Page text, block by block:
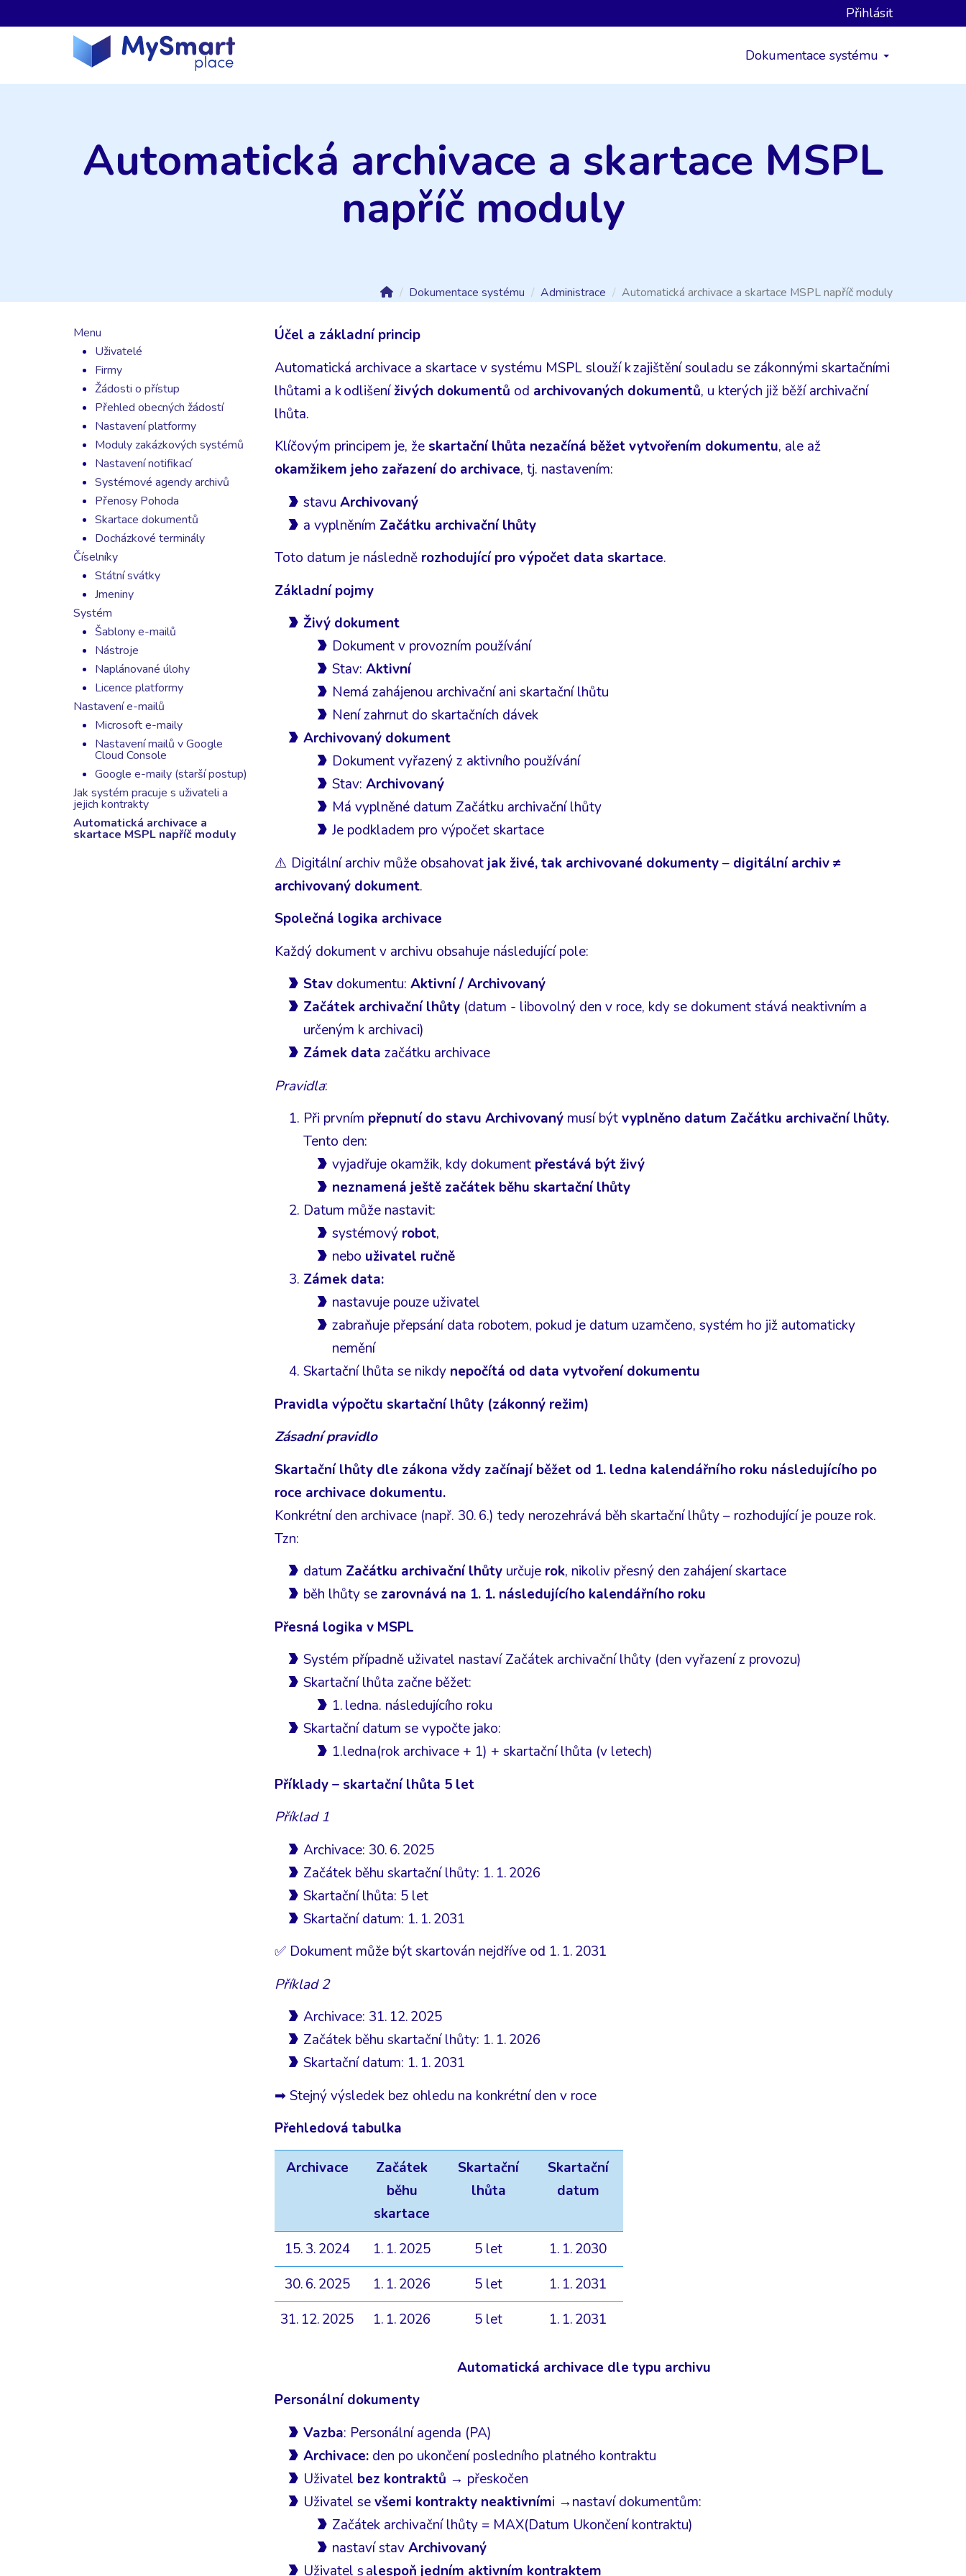
Přihlásit
Dokumentace systému
Automatická archivace a skartace MSPL
napříč moduly
Dokumentace systému Administrace Automatická archivace a skartace MSPL napříč moduly
Menu
Uživatelé
Firmy
Žádosti o přístup
Přehled obecných žádostí
Nastavení platformy
Moduly zakázkových systémů
Nastavení notifikací
Systémové agendy archivů
Přenosy Pohoda
Skartace dokumentů
Docházkové terminály
Číselníky
Státní svátky
Jmeniny
Systém
Šablony e-mailů
Nástroje
Naplánované úlohy
Licence platformy
Nastavení e-mailů
Microsoft e-maily
Nastavení mailů v Google
Cloud Console
Google e-maily (starší postup)
Jak systém pracuje s uživateli a
jejich kontrakty
Automatická archivace a
skartace MSPL napříč moduly
Účel a základní princip
Automatická archivace a skartace v systému MSPL slouží k zajištění souladu se zákonnými skartačními
lhůtami a k odlišeníživých dokumentů od archivovaných dokumentů, u kterých již běží archivační
lhůta.
Klíčovým principem je, že skartační lhůta nezačíná běžet vytvořením dokumentu, ale až
okamžikem jeho zařazení do archivace, tj. nastavením:
stavu Archivovaný
a vyplněním Začátku archivační lhůty
Toto datum je následně rozhodující pro výpočet data skartace.
Základní pojmy
Živý dokument
Dokument v provozním používání
Stav: Aktivní
Nemá zahájenou archivační ani skartační lhůtu
Není zahrnut do skartačních dávek
Archivovaný dokument
Dokument vyřazený z aktivního používání
Stav: Archivovaný
Má vyplněné datum Začátku archivační lhůty
Je podkladem pro výpočet skartace
⚠️ Digitální archiv může obsahovat jak živé, tak archivované dokumenty– digitální archiv ≠
archivovaný dokument.
Společná logika archivace
Každý dokument v archivu obsahuje následující pole:
Stav dokumentu: Aktivní / Archivovaný
Začátek archivační lhůty (datum - libovolný den v roce, kdy se dokument stává neaktivním a
určeným k archivaci)
Zámek data začátku archivace
Pravidla:
Při prvním přepnutí do stavu Archivovaný musí býtvyplněno datum Začátku archivační lhůty.
Tento den:
vyjadřuje okamžik, kdy dokument přestává být živý
neznamená ještě začátek běhu skartační lhůty
Datum může nastavit:
systémový robot,
nebo uživatel ručně
Zámek data:
nastavuje pouze uživatel
zabraňuje přepsání data robotem, pokud je datum uzamčeno, systém ho již automaticky
nemění
Skartační lhůta se nikdy nepočítá od data vytvoření dokumentu
Pravidla výpočtu skartační lhůty (zákonný režim)
Zásadní pravidlo
Skartační lhůty dle zákona vždy začínají běžet od 1. ledna kalendářního roku následujícího po
roce archivace dokumentu.
Konkrétní den archivace (např. 30. 6.) tedy nerozehrává běh skartační lhůty – rozhodující je pouze rok.
Tzn:
datum Začátku archivační lhůty určuje rok, nikoliv přesný den zahájení skartace
běh lhůty se zarovnává na 1. 1. následujícího kalendářního roku
Přesná logika v MSPL
Systém případně uživatel nastaví Začátek archivační lhůty (den vyřazení z provozu)
Skartační lhůta začne běžet:
1. ledna. následujícího roku
Skartační datum se vypočte jako:
1.ledna(rok archivace + 1) + skartační lhůta (v letech)
Příklady – skartační lhůta 5 let
Příklad 1
Archivace: 30. 6. 2025
Začátek běhu skartační lhůty: 1. 1. 2026
Skartační lhůta: 5 let
Skartační datum: 1. 1. 2031
✅ Dokument může být skartován nejdříve od 1. 1. 2031
Příklad 2
Archivace: 31. 12. 2025
Začátek běhu skartační lhůty: 1. 1. 2026
Skartační datum: 1. 1. 2031
➡ Stejný výsledek bez ohledu na konkrétní den v roce
Přehledová tabulka
Archivace
Začátek
běhu
skartace
Skartační
lhůta
Skartační
datum
15. 3. 2024 1. 1. 2025 5 let
1. 1. 2030
30. 6. 2025
1. 1. 2026 5 let
1. 1. 2031
31. 12. 2025
1. 1. 2026 5 let 1. 1. 2031
Automatická archivace dle typu archivu
Personální dokumenty
Vazba: Personální agenda (PA)
Archivace: den po ukončení posledního platného kontraktu
Uživatel bez kontraktů → přeskočen
Uživatel sevšemi kontrakty neaktivními →nastaví dokumentům:
Začátek archivační lhůty = MAX(Datum Ukončení kontraktu)
nastaví stavArchivovaný
Uživatel s alespoň jedním aktivním kontraktem